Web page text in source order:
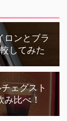
ロンとブラ
してみた
ェグスト
み比べ！